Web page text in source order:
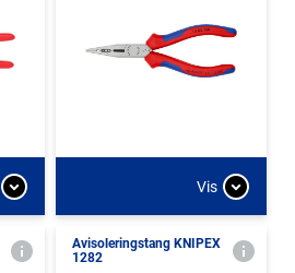
Vis
Avisoleringstang KNIPEX
1282